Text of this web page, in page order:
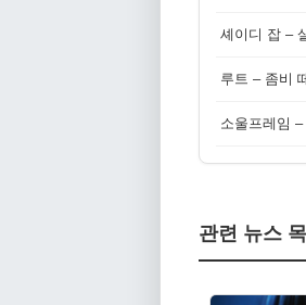
셰이디 잡 –
루트 – 좀비
소울프레임
관련 뉴스